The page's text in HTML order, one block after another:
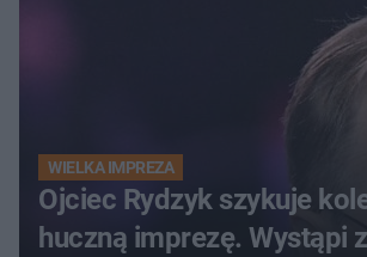
WIELKA IMPREZA
Ojciec Rydzyk szykuje
huczną imprezę. Wystąpi